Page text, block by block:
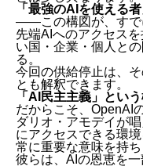
「最強のAIを使える
——この構図が、すで
先端AIへのアクセス
い国・企業・個人と
る。
今回の供給停止は、
とも解釈できます。
「AI民主主義」とい
だからこそ、OpenAI
ダリオ・アモデイが唱
にアクセスできる環
常に重要な意味を持ち
彼らは、AIの恩恵を